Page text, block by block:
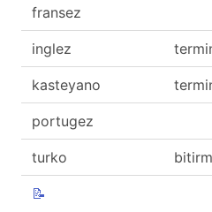
fransez
inglez
kasteyano
portugez
turko
📝